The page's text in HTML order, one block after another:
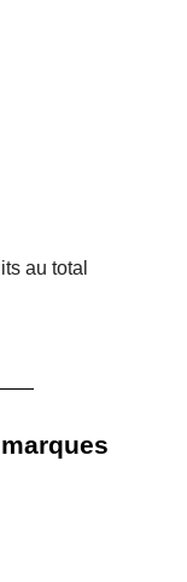
au total